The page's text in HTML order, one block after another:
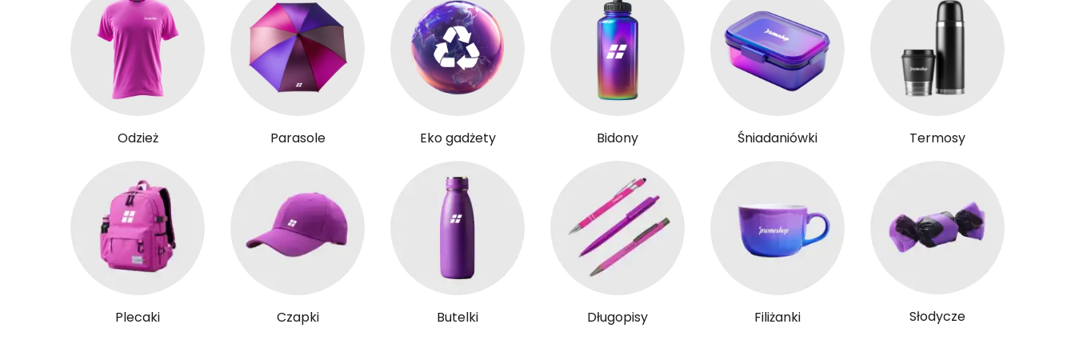
Odzież Parasole Eko gadżety Bidony Śniadaniówki Termosy
Plecaki Czapki Butelki Długopisy Filiżanki Słodycze